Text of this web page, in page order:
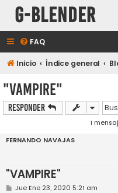
G-Blender
FAQ
Inicio Índice general
"VAMPIRE"
Responder
1
FERNANDO NAVAJAS
"VAMPIRE"
M
Jue Ene 23, 2020 5:21 am